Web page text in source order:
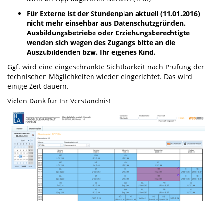
Für Externe ist der Stundenplan aktuell (11.01.2016)
nicht mehr einsehbar aus Datenschutzgründen.
Ausbildungsbetriebe oder Erziehungsberechtigte
wenden sich wegen des Zugangs bitte an die
Auszubildenden bzw. Ihr eigenes Kind.
Ggf. wird eine eingeschränkte Sichtbarkeit nach Prüfung der
technischen Möglichkeiten wieder eingerichtet. Das wird
einige Zeit dauern.
Vielen Dank für Ihr Verständnis!